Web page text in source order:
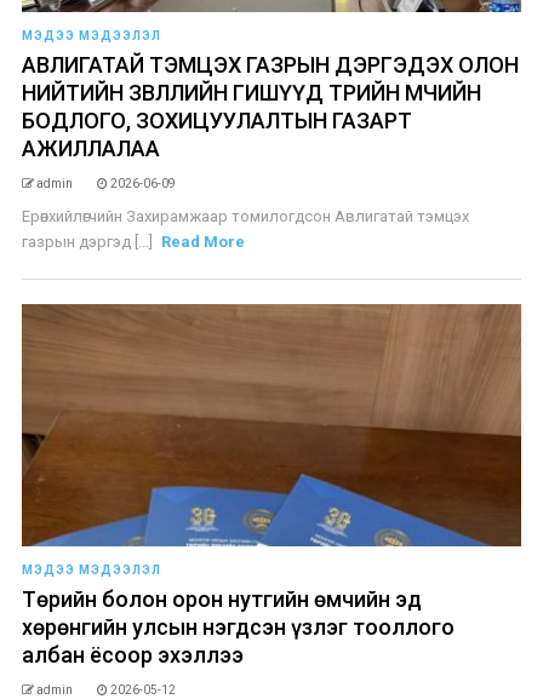
МЭДЭЭ МЭДЭЭЛЭЛ
АВЛИГАТАЙ ТЭМЦЭХ ГАЗРЫН ДЭРГЭДЭХ ОЛОН
НИЙТИЙН ЗӨВЛӨЛИЙН ГИШҮҮД ТӨРИЙН ӨМЧИЙН
БОДЛОГО, ЗОХИЦУУЛАЛТЫН ГАЗАРТ
АЖИЛЛАЛАА
admin 2026-06-09
Ерөнхийлөгчийн Захирамжаар томилогдсон Авлигатай тэмцэх
газрын дэргэд [...]
Read More
МЭДЭЭ МЭДЭЭЛЭЛ
Төрийн болон орон нутгийн өмчийн эд
хөрөнгийн улсын нэгдсэн үзлэг тооллого
албан ёсоор эхэллээ
admin 2026-05-12